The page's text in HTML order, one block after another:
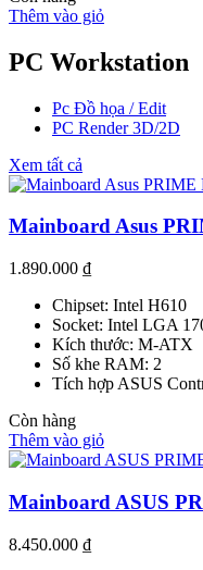
Thêm vào giỏ
PC Workstation
Pc Đồ họa / Edit
PC Render 3D/2D
Xem tất cả
Mainboard Asus
1.890.000 ₫
Chipset: Intel H610
Socket: Intel LGA
Kích thước: M-ATX
Số khe RAM: 2
Tích hợp ASUS
Còn hàng
Thêm vào giỏ
Mainboard ASUS
8.450.000 ₫